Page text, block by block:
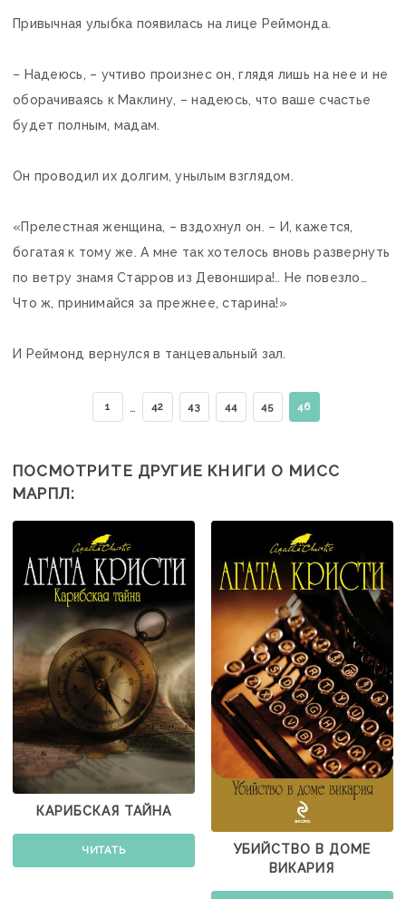
Привычная улыбка появилась на лице Реймонда.
– Надеюсь, – учтиво произнес он, глядя лишь на нее и не
оборачиваясь к Маклину, – надеюсь, что ваше счастье
будет полным, мадам.
Он проводил их долгим, унылым взглядом.
«Прелестная женщина, – вздохнул он. – И, кажется,
богатая к тому же. А мне так хотелось вновь развернуть
по ветру знамя Старров из Девоншира!.. Не повезло…
Что ж, принимайся за прежнее, старина!»
И Реймонд вернулся в танцевальный зал.
1 … 42 43 44 45 46
ПОСМОТРИТЕ ДРУГИЕ КНИГИ О МИСС
МАРПЛ:
КАРИБСКАЯ ТАЙНА
ЧИТАТЬ
УБИЙСТВО В ДОМЕ
ВИКАРИЯ